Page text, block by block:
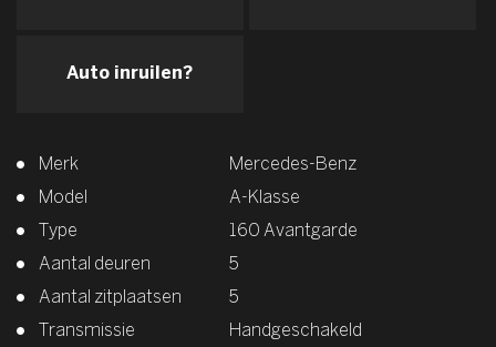
Auto inruilen?
Merk
Mercedes-Benz
Model
A-Klasse
Type
160 Avantgarde
Aantal deuren
5
Aantal zitplaatsen
5
Transmissie
Handgeschakeld